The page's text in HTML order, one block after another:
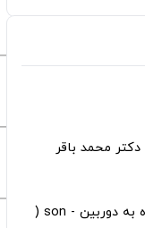
محمد باقر
دانلود قالب مرد سیاه پوست در حال نگاه به دوربین - son (